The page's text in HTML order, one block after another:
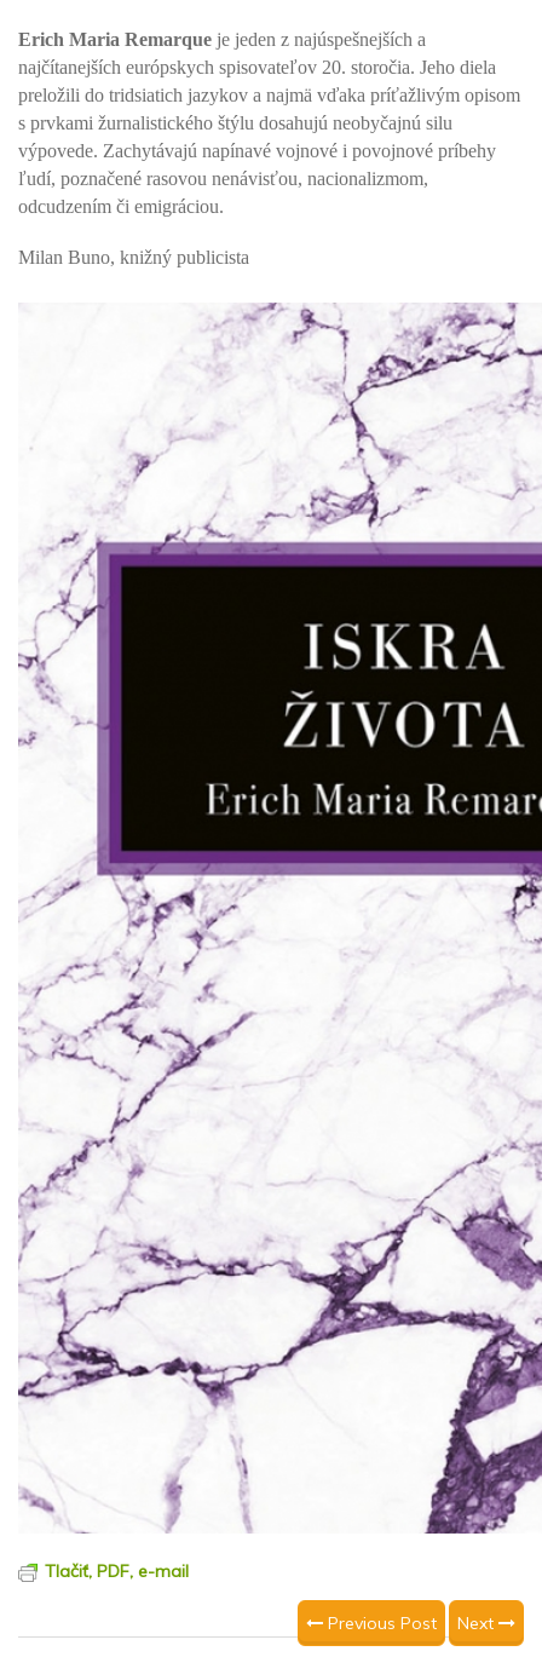
Erich Maria Remarque je jeden z najúspešnejších a
najčítanejších európskych spisovateľov 20. storočia. Jeho diela
preložili do tridsiatich jazykov a najmä vďaka príťažlivým opisom
s prvkami žurnalistického štýlu dosahujú neobyčajnú silu
výpovede. Zachytávajú napínavé vojnové i povojnové príbehy
ľudí, poznačené rasovou nenávisťou, nacionalizmom,
odcudzením či emigráciou.
Milan Buno, knižný publicista
Tlačiť, PDF, e-mail
Previous Post Next